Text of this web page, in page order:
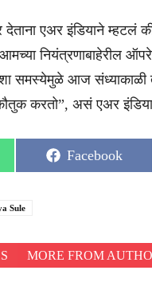
देताना एअर इंडियाने
नियंत्रणाबाहेरील
समस्येमुळे आज संध्याकाळी
करतो”, असं एअर
Share
on
Facebook
Sule
MORE FROM